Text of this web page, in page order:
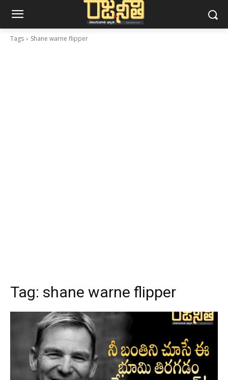
Tags Shane warne flipper
Tag: shane warne flipper